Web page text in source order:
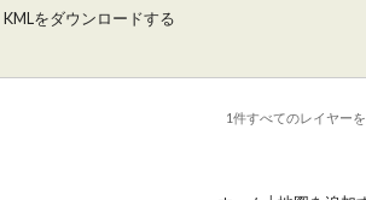
KMLをダウンロードする
1件すべてのレイヤー